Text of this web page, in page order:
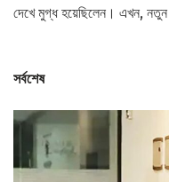
দেখে মুগ্ধ হয়েছিলেন। এখন,
সর্বশেষ